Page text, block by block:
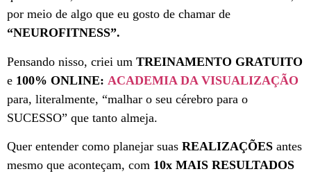
por meio de algo que eu gosto de chamar de
“NEUROFITNESS”.
Pensando nisso, criei um TREINAMENTO GRATUITO
e 100% ONLINE: ACADEMIA DA VISUALIZAÇÃO
para, literalmente, “malhar o seu cérebro para o
SUCESSO” que tanto almeja.
Quer entender como planejar suas REALIZAÇÕES antes
mesmo que aconteçam, com 10x MAIS RESULTADOS